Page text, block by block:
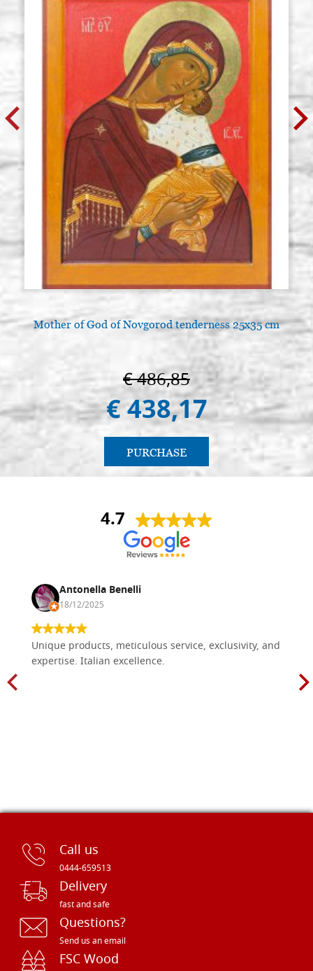
Mother of God of Novgorod tenderness 25x35 cm
€ 486,85
€ 438,17
PURCHASE
4.7
Antonella Benelli
18/12/2025
Unique products, meticulous service, exclusivity, and
expertise. Italian excellence.
Call us
0444-659513
Delivery
fast and safe
Questions?
Send us an email
FSC Wood